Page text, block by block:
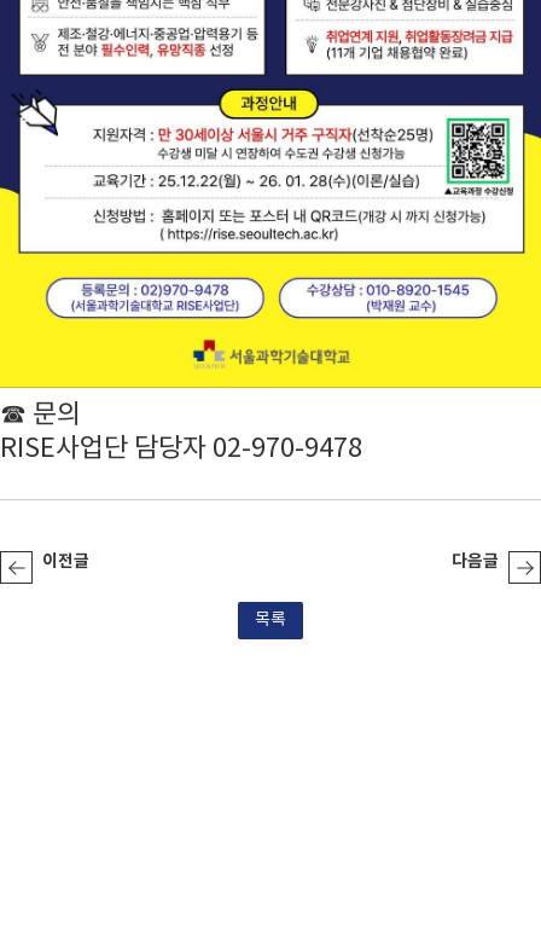
☎ 문의
RISE사업단 담당자 02-970-9478
이전글
목록
다음글